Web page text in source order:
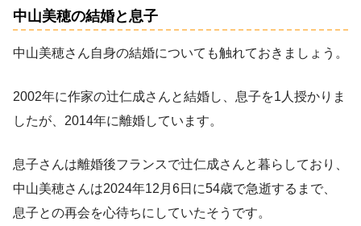
中山美穂の結婚と息子
中山美穂さん自身の結婚についても触れておきましょう。
2002年に作家の辻仁成さんと結婚し、息子を1人授かりま
したが、2014年に離婚しています。
息子さんは離婚後フランスで辻仁成さんと暮らしており、
中山美穂さんは2024年12月6日に54歳で急逝するまで、
息子との再会を心待ちにしていたそうです。